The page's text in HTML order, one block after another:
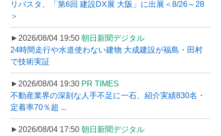
リバスタ、「第6回 建設DX展 大阪」に出展＜8/26～28
＞
►2026/08/04 19:50 朝日新聞デジタル
24時間走行や水道使わない建物 大成建設が福島・田村
で技術実証
►2026/08/04 19:30 PR TIMES
不動産業界の深刻な人手不足に一石、紹介実績830名・
定着率70％超 ...
►2026/08/04 17:50 朝日新聞デジタル